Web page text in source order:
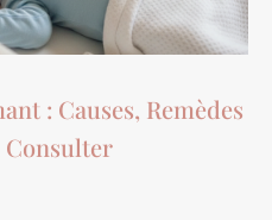
: Causes, Remèdes
Consulter